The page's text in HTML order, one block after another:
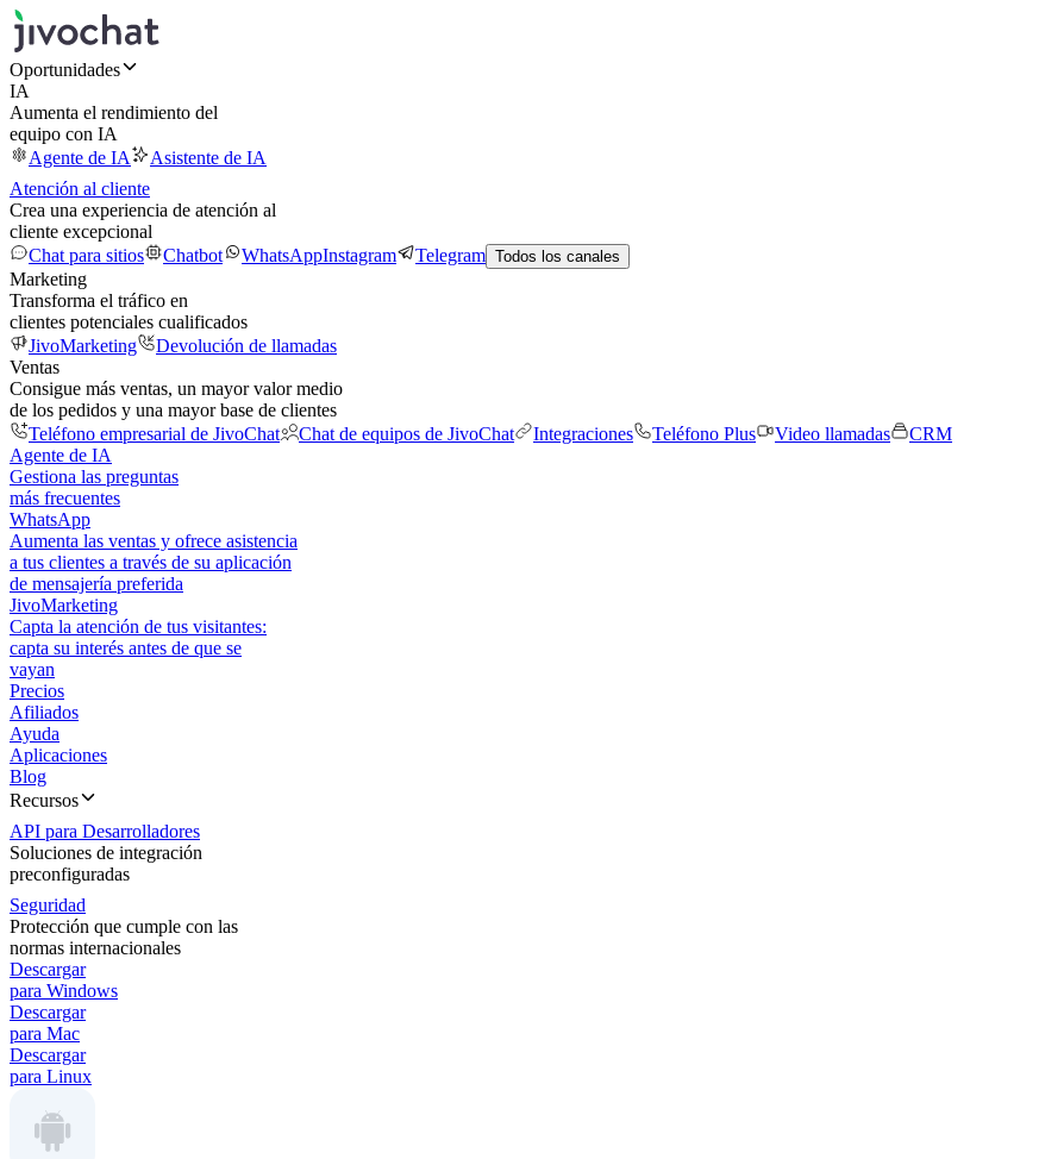
Oportunidades
IA
Aumenta el rendimiento del
equipo con IA
Agente de IA
Asistente de IA
Atención al cliente
Crea una experiencia de atención al
cliente excepcional
Chat para sitios
Chatbot WhatsAppInstagram Telegram Todos los canales
Marketing
Transforma el tráfico en
clientes potenciales cualificados
JivoMarketing
Devolución de llamadas
Ventas
Consigue más ventas, un mayor valor medio
de los pedidos y una mayor base de clientes
Teléfono empresarial de JivoChat
Chat de equipos de JivoChat Integraciones Teléfono Plus Video llamadas
CRM
Agente de IA
Gestiona las preguntas
más frecuentes
WhatsApp
Aumenta las ventas y ofrece asistencia
a tus clientes a través de su aplicación
de mensajería preferida
JivoMarketing
Capta la atención de tus visitantes:
capta su interés antes de que se
vayan
Precios
Afiliados
Ayuda
Aplicaciones
Blog
Recursos
API para Desarrolladores
Soluciones de integración
preconfiguradas
Seguridad
Protección que cumple con las
normas internacionales
Descargar
para Windows
Descargar
para Mac
Descargar
para Linux